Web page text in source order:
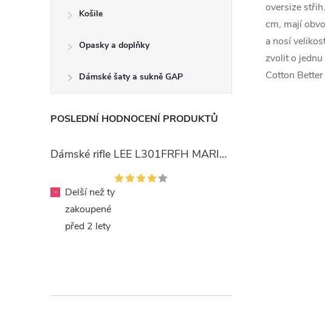
Košile
Opasky a doplňky
Dámské šaty a sukně GAP
POSLEDNÍ HODNOCENÍ PRODUKTŮ
Dámské rifle LEE L301FRFH MARION STRAIGHT RINSE
-
Delší než ty
zakoupené
před 2 lety
oversize
cm, mají
a nosí
zvolit o
Cotton